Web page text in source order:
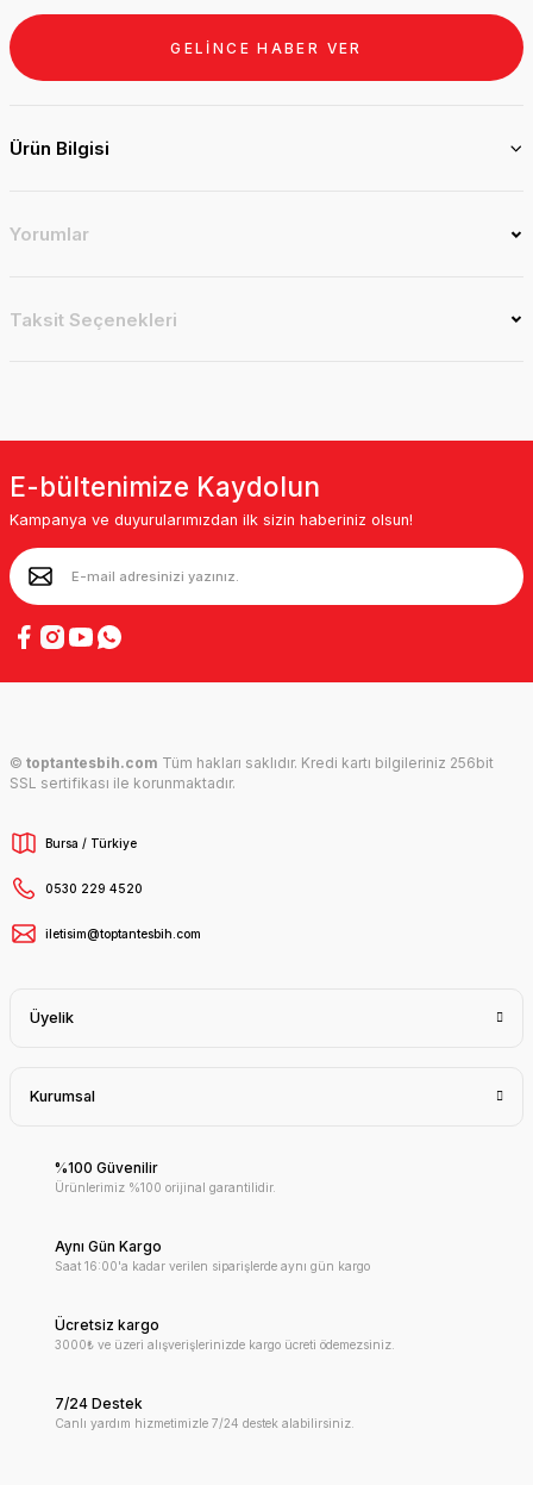
GELİNCE HABER VER
Ürün Bilgisi
Yorumlar
Taksit Seçenekleri
E-bültenimize Kaydolun
Kampanya ve duyurularımızdan ilk sizin haberiniz olsun!
© toptantesbih.com Tüm hakları saklıdır. Kredi kartı bilgileriniz 256bit
SSL sertifikası ile korunmaktadır.
Bursa / Türkiye
0530 229 4520
iletisim@toptantesbih.com
Üyelik
Kurumsal
%100 Güvenilir
Ürünlerimiz %100 orijinal garantilidir.
Aynı Gün Kargo
Saat 16:00'a kadar verilen siparişlerde aynı gün kargo
Ücretsiz kargo
3000₺ ve üzeri alışverişlerinizde kargo ücreti ödemezsiniz.
7/24 Destek
Canlı yardım hizmetimizle 7/24 destek alabilirsiniz.